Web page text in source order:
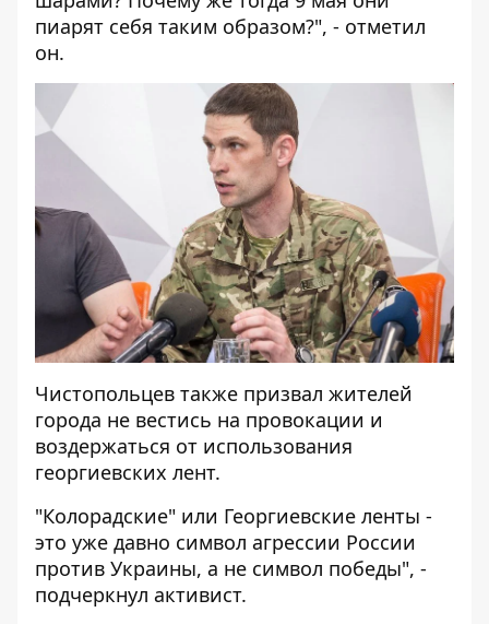
пиарят себя таким образом?", - отметил
он.
Чистопольцев также призвал жителей
города не вестись на провокации и
воздержаться от использования
георгиевских лент.
"Колорадские" или Георгиевские ленты -
это уже давно символ агрессии России
против Украины, а не символ победы", -
подчеркнул активист.